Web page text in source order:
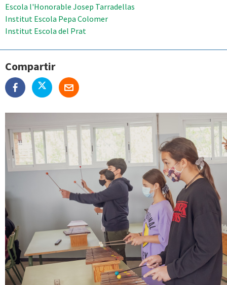
Escola l'Honorable Josep Tarradellas
Institut Escola Pepa Colomer
Institut Escola del Prat
Compartir